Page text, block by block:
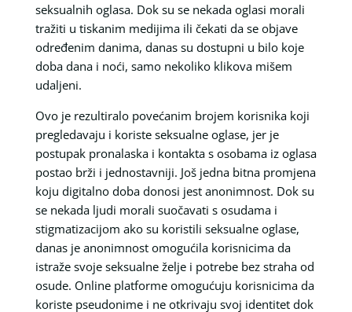
seksualnih oglasa. Dok su se nekada oglasi morali
tražiti u tiskanim medijima ili čekati da se objave
određenim danima, danas su dostupni u bilo koje
doba dana i noći, samo nekoliko klikova mišem
udaljeni.
Ovo je rezultiralo povećanim brojem korisnika koji
pregledavaju i koriste seksualne oglase, jer je
postupak pronalaska i kontakta s osobama iz oglasa
postao brži i jednostavniji. Još jedna bitna promjena
koju digitalno doba donosi jest anonimnost. Dok su
se nekada ljudi morali suočavati s osudama i
stigmatizacijom ako su koristili seksualne oglase,
danas je anonimnost omogućila korisnicima da
istraže svoje seksualne želje i potrebe bez straha od
osude. Online platforme omogućuju korisnicima da
koriste pseudonime i ne otkrivaju svoj identitet dok